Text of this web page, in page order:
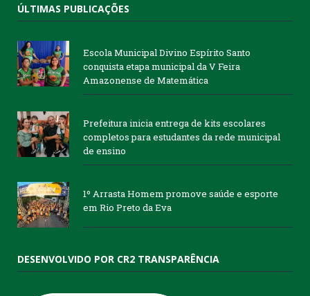
ÚLTIMAS PUBLICAÇÕES
Escola Municipal Divino Espírito Santo
conquista etapa municipal da V Feira
Amazonense de Matemática
Prefeitura inicia entrega de kits escolares
completos para estudantes da rede municipal
de ensino
1º Arrasta Homem promove saúde e esporte
em Rio Preto da Eva
DESENVOLVIDO POR CR2 TRANSPARÊNCIA